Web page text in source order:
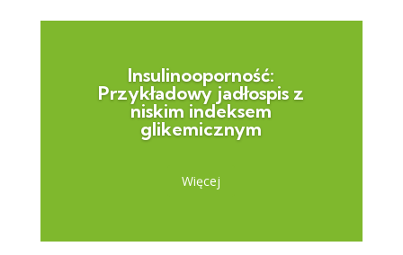
Insulinooporność:
Przykładowy jadłospis z
niskim indeksem
glikemicznym
Więcej